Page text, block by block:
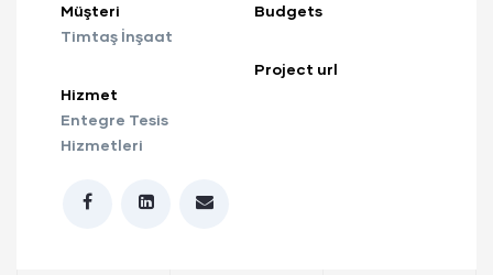
Müşteri
Timtaş İnşaat
Hizmet
Entegre Tesis
Hizmetleri
Budgets
Project url